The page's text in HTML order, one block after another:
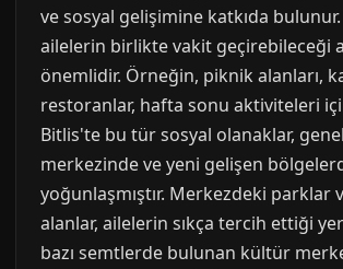
ve sosyal gelişimine katkıda bulunur.
ailelerin birlikte vakit geçirebileceği
önemlidir. Örneğin, piknik alanları,
restoranlar, hafta sonu aktiviteleri
Bitlis'te bu tür sosyal olanaklar,
merkezinde ve yeni gelişen
yoğunlaşmıştır. Merkezdeki parklar
alanlar, ailelerin sıkça tercih ettiği
bazı semtlerde bulunan kültür